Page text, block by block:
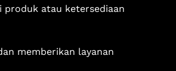
produk atau ketersediaan
memberikan layanan